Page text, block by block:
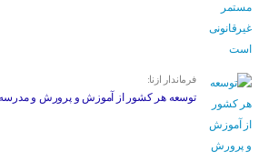
فرماندار ازنا:
توسعه هر کشور از آموزش و پرورش و